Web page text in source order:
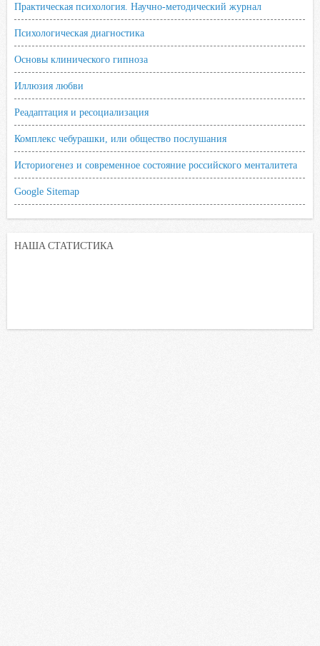
Практическая психология. Научно-методический журнал
Психологическая диагностика
Основы клинического гипноза
Иллюзия любви
Реадаптация и ресоциализация
Комплекс чебурашки, или общество послушания
Историогенез и современное состояние российского менталитета
Google Sitemap
НАША СТАТИСТИКА